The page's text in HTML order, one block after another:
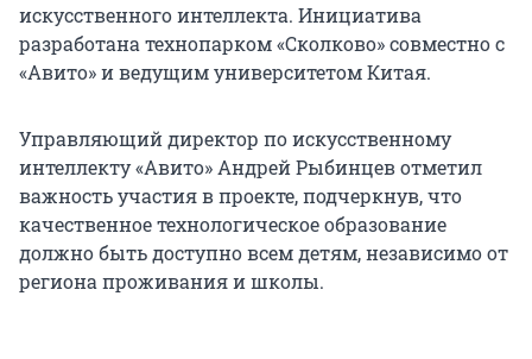
искусственного интеллекта. Инициатива
разработана технопарком «Сколково» совместно с
«Авито» и ведущим университетом Китая.
Управляющий директор по искусственному
интеллекту «Авито» Андрей Рыбинцев отметил
важность участия в проекте, подчеркнув, что
качественное технологическое образование
должно быть доступно всем детям, независимо от
региона проживания и школы.